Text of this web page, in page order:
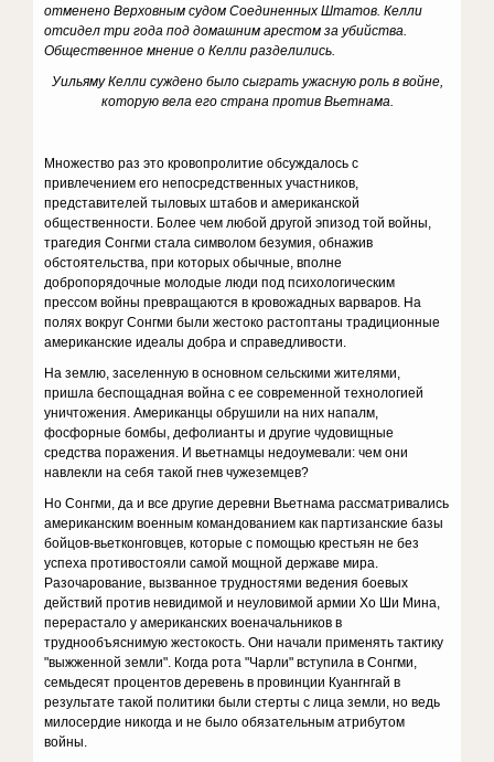
отменено Верховным судом Соединенных Штатов. Келли
отсидел три года под домашним арестом за убийства.
Общественное мнение о Келли разделились.
Уильяму Келли суждено было сыграть ужасную роль в войне,
которую вела его страна против Вьетнама.
Множество раз это кровопролитие обсуждалось с
привлечением его непосредственных участников,
представителей тыловых штабов и американской
общественности. Более чем любой другой эпизод той войны,
трагедия Сонгми стала символом безумия, обнажив
обстоятельства, при которых обычные, вполне
добропорядочные молодые люди под психологическим
прессом войны превращаются в кровожадных варваров. На
полях вокруг Сонгми были жестоко растоптаны традиционные
американские идеалы добра и справедливости.
На землю, заселенную в основном сельскими жителями,
пришла беспощадная война с ее современной технологией
уничтожения. Американцы обрушили на них напалм,
фосфорные бомбы, дефолианты и другие чудовищные
средства поражения. И вьетнамцы недоумевали: чем они
навлекли на себя такой гнев чужеземцев?
Но Сонгми, да и все другие деревни Вьетнама рассматривались
американским военным командованием как партизанские базы
бойцов-вьетконговцев, которые с помощью крестьян не без
успеха противостояли самой мощной державе мира.
Разочарование, вызванное трудностями ведения боевых
действий против невидимой и неуловимой армии Хо Ши Мина,
перерастало у американских военачальников в
труднообъяснимую жестокость. Они начали применять тактику
"выжженной земли". Когда рота "Чарли" вступила в Сонгми,
семьдесят процентов деревень в провинции Куангнгай в
результате такой политики были стерты с лица земли, но ведь
милосердие никогда и не было обязательным атрибутом
войны.